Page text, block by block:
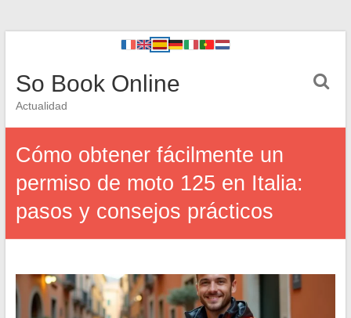
So Book Online
Actualidad
Cómo obtener fácilmente un
permiso de moto 125 en Italia:
pasos y consejos prácticos